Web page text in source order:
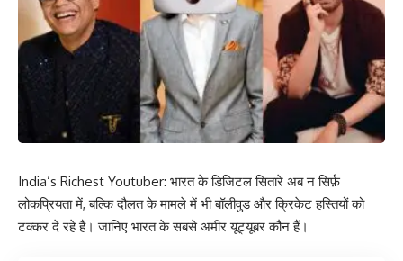
India’s Richest Youtuber: भारत के डिजिटल सितारे अब न सिर्फ़
लोकप्रियता में, बल्कि दौलत के मामले में भी बॉलीवुड और क्रिकेट हस्तियों को
टक्कर दे रहे हैं। जानिए भारत के सबसे अमीर यूट्यूबर कौन हैं।